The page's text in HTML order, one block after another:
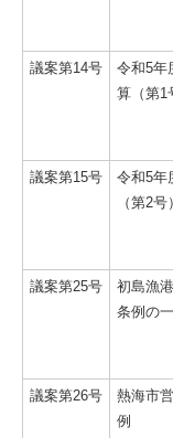
議案第14号
令和5年
算（第1
議案第15号
令和5年
（第2号）
議案第25号
初島漁
条例の
議案第26号
熱海市
例